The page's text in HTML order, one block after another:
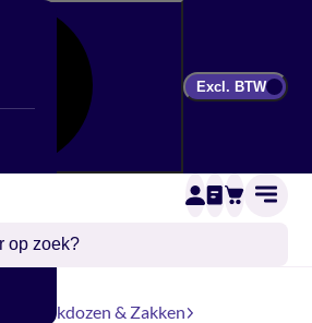
Excl. BTW
Geschenkdozen & Zakken